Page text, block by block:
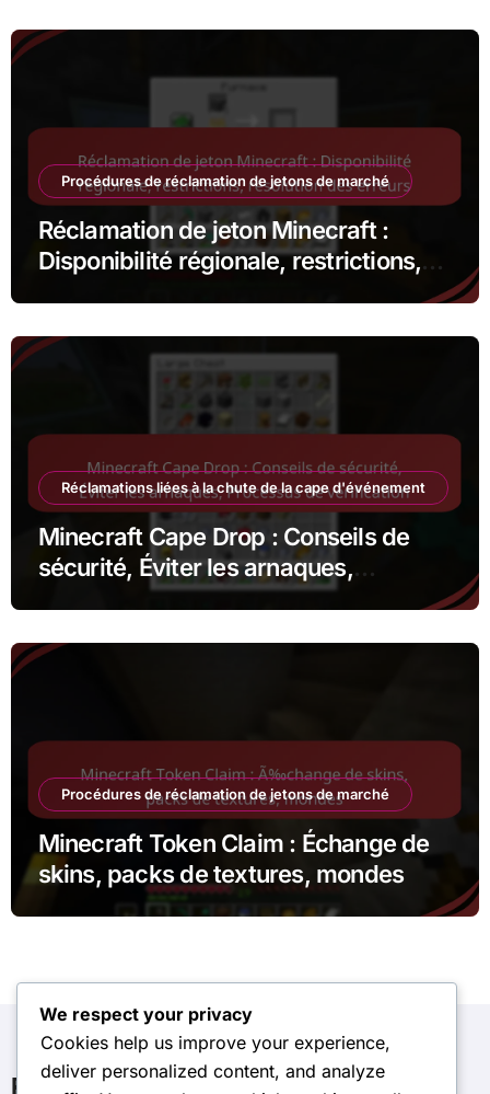
Procédures de réclamation de jetons de marché
Réclamation de jeton Minecraft :
Disponibilité régionale, restrictions,
Réclamations liées à la chute de la cape d'événement
Minecraft Cape Drop : Conseils de
sécurité, Éviter les arnaques,
Processus de vérification
Procédures de réclamation de jetons de marché
Minecraft Token Claim : Échange de
skins, packs de textures, mondes
Recherche
We respect your privacy
Cookies help us improve your experience,
deliver personalized content, and analyze